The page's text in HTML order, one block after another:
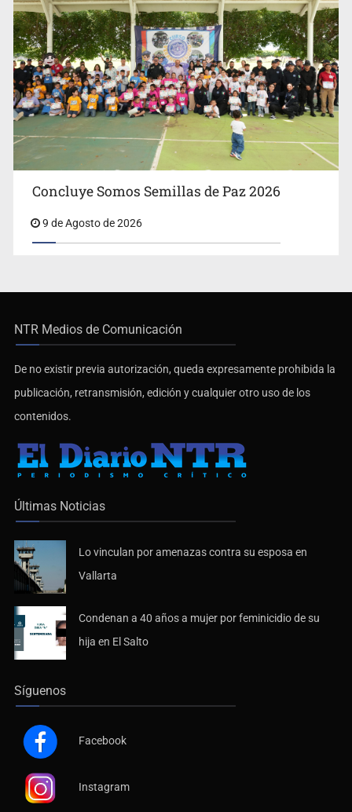
Concluye Somos Semillas de Paz 2026
9 de Agosto de 2026
NTR Medios de Comunicación
De no existir previa autorización, queda expresamente prohibida la
publicación, retransmisión, edición y cualquier otro uso de los
contenidos.
Últimas Noticias
Lo vinculan por amenazas contra su esposa en
Vallarta
Condenan a 40 años a mujer por feminicidio de su
hija en El Salto
Síguenos
Facebook
Instagram